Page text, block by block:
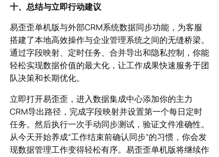
十、总结与立即行动建议
易歪歪单机版与外部CRM系统数据同步功能，为客服
搭建了本地高效操作与企业管理系统之间的无缝桥梁。
通过字段映射、定时任务、合并导出和隐私控制，你能
轻松实现数据价值的最大化，让工作成果快速服务于团
队决策和长期优化。
立即打开易歪歪，进入数据集成中心添加你的主力
CRM导出路径，完成字段映射并设置第一个每日定时
任务。然后执行一次手动同步测试，验证文件准确性。
从今天开始养成“工作结束前确认同步”的习惯，你会发
现数据管理工作变得轻松有序。易歪歪单机版将继续作